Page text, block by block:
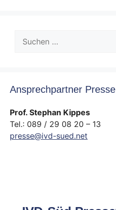
nach:
Ansprechpartner Presse
Prof. Stephan Kippes
Tel.: 089 / 29 08 20 – 13
presse@ivd-sued.net